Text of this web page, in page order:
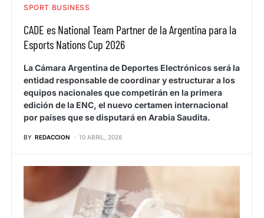
SPORT BUSINESS
CADE es National Team Partner de la Argentina para la
Esports Nations Cup 2026
La Cámara Argentina de Deportes Electrónicos será la
entidad responsable de coordinar y estructurar a los
equipos nacionales que competirán en la primera
edición de la ENC, el nuevo certamen internacional
por países que se disputará en Arabia Saudita.
BY REDACCION 10 ABRIL, 2026